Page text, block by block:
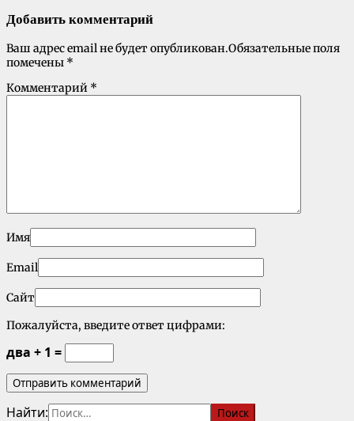
Добавить комментарий
Ваш адрес email не будет опубликован.Обязательные поля
помечены *
Комментарий *
Имя
Email
Сайт
Пожалуйста, введите ответ цифрами:
два + 1 =
Найти: